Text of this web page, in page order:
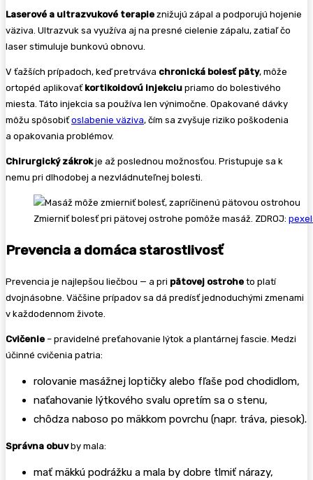
Laserové a ultrazvukové terapie znižujú zápal a podporujú hojenie
väziva. Ultrazvuk sa využíva aj na presné cielenie zápalu, zatiaľ čo
laser stimuluje bunkovú obnovu.
V ťažších prípadoch, keď pretrváva chronická bolesť päty, môže
ortopéd aplikovať kortikoidovú injekciu priamo do bolestivého
miesta. Táto injekcia sa používa len výnimočne. Opakované dávky
môžu spôsobiťoslabenie väziva, čím sa zvyšuje riziko poškodenia
a opakovania problémov.
Chirurgický zákrokje až poslednou možnosťou. Pristupuje sa k
nemu pri dlhodobej a nezvládnuteľnej bolesti.
Zmierniť bolesť pri pätovej ostrohe pomôže masáž. ZDROJ:
Prevencia a domáca starostlivosť
Prevencia je najlepšou liečbou — a pri pätovej ostrohe to platí
dvojnásobne. Väčšine prípadov sa dá predísť jednoduchými zmenami
v každodennom živote.
Cvičenie – pravidelné preťahovanie lýtok a plantárnej fascie. Medzi
účinné cvičenia patria:
rolovanie masážnej loptičky alebo fľaše pod chodidlom,
naťahovanie lýtkového svalu opretím sa o stenu,
chôdza naboso po mäkkom povrchu (napr. tráva, piesok).
Správna obuvby mala:
mať mäkkú podrážku a mala by dobre tlmiť nárazy,